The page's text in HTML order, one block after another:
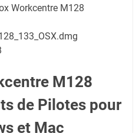
Workcentre M128
M128
de Pilotes pour
et Mac